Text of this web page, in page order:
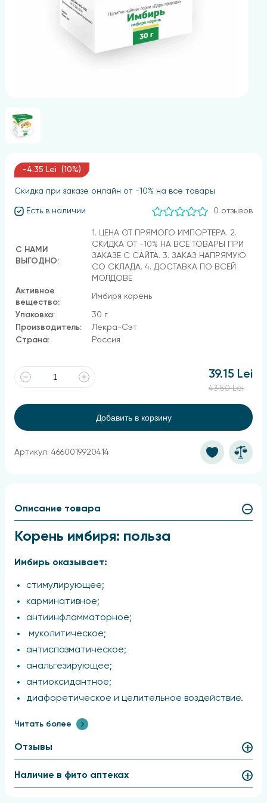
-4.35 Lei (10%)
Скидка при заказе онлайн от -10% на все товары
Есть в наличии 0 отзывов
С НАМИ
ВЫГОДНО:
1. ЦЕНА ОТ ПРЯМОГО ИМПОРТЕРА. 2.
СКИДКА ОТ -10% НА ВСЕ ТОВАРЫ ПРИ
ЗАКАЗЕ С САЙТА. 3. ЗАКАЗ НАПРЯМУЮ
СО СКЛАДА. 4. ДОСТАВКА ПО ВСЕЙ
МОЛДОВЕ
Активное
вещество:
Имбиря корень
Упаковка:
30 г
Производитель:
Лекра-Сэт
Страна:
Россия
39.15 Lei
43.50 Lei
Добавить в корзину
Артикул: 4660019920414
Описание товара
Корень имбиря: польза
Имбирь оказывает:
стимулирующее;
карминативное;
антиинфламматорное;
муколитическое;
антиспазматическое;
анальгезирующее;
антиоксидантное;
диафоретическое и целительное воздействие.
Препарат на основе имбиря рекомендован для
горла и трахеи, кашля с выделением мокроты,
ринита. Он способствует понижению уровня
липопротеинов низкой плотности в кровотоке,
укрепляет стенки сосудов, улучшает
Читать более
Отзывы
Наличие в фито аптеках